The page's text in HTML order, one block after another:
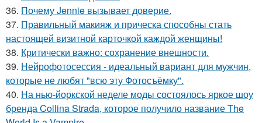
36. Почему Jennie вызывает доверие.
37. Правильный макияж и прическа способны стать
настоящей визитной карточкой каждой женщины!
38. Критически важно: сохранение внешности.
39. Нейрофотосессия - идеальный вариант для мужчин,
которые не любят "всю эту Фотосъёмку".
40. На нью-йоркской неделе моды состоялось яркое шоу
бренда Collina Strada, которое получило название The